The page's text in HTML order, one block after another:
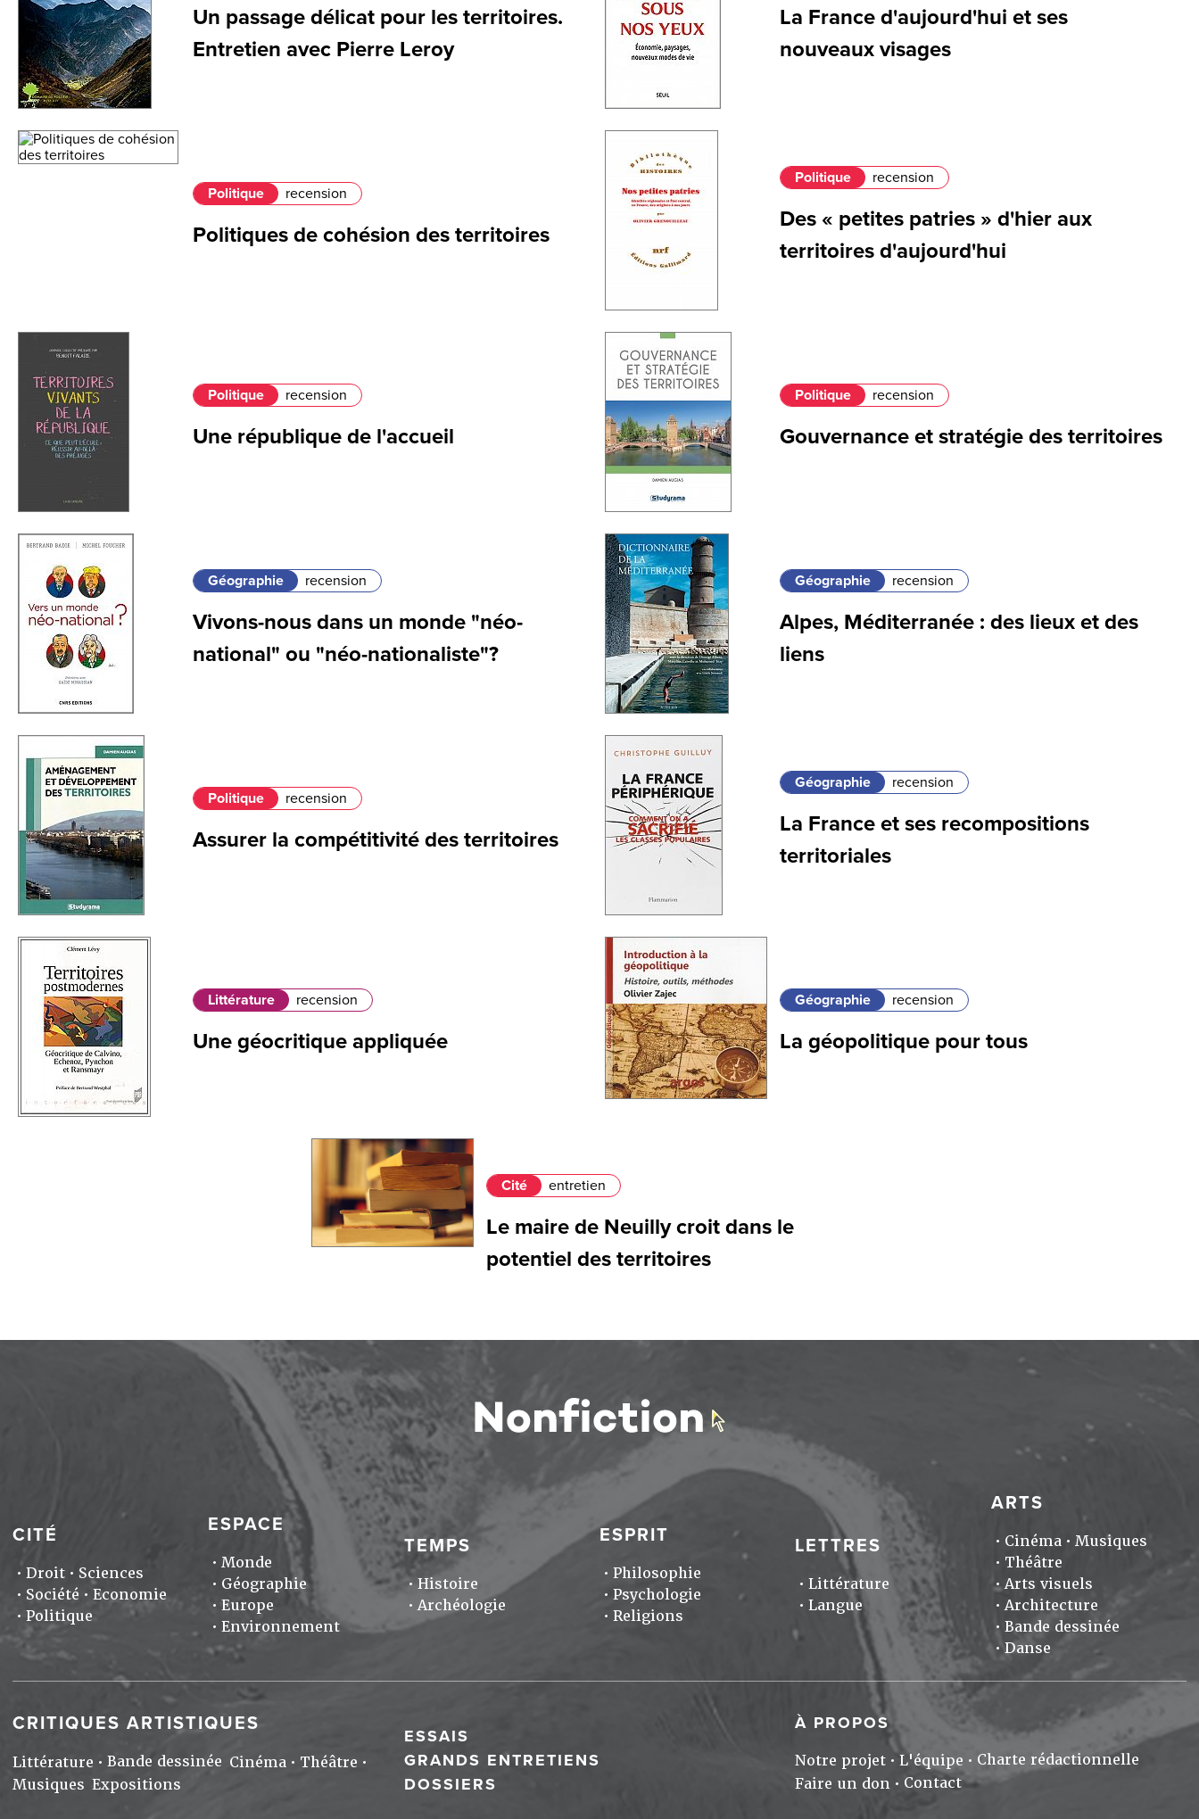
Un passage délicat pour les territoires.
Entretien avec Pierre Leroy
La France d'aujourd'hui et ses
nouveaux visages
Politique recension
Politiques de cohésion des territoires
Politique recension
Des « petites patries » d'hier aux
territoires d'aujourd'hui
Politique recension
Une république de l'accueil
Politique recension
Gouvernance et stratégie des territoires
Géographie recension
Vivons-nous dans un monde "néo-
national" ou "néo-nationaliste"?
Géographie recension
Alpes, Méditerranée : des lieux et des
liens
Politique recension
Assurer la compétitivité des territoires
Géographie recension
La France et ses recompositions
territoriales
Littérature recension
Une géocritique appliquée
Géographie recension
La géopolitique pour tous
Cité entretien
Le maire de Neuilly croit dans le
potentiel des territoires
CITÉ
Droit
Sciences
Société
Economie
Politique
ESPACE
Monde
Géographie
Europe
Environnement
TEMPS
Histoire
Archéologie
ESPRIT
Philosophie
Psychologie
Religions
LETTRES
Littérature
Langue
ARTS
Cinéma
Musiques
Théâtre
Arts visuels
Architecture
Bande dessinée
Danse
CRITIQUES ARTISTIQUES
Littérature Bande dessinée Cinéma
Théâtre
Musiques Expositions
ESSAIS
GRANDS ENTRETIENS
DOSSIERS
À PROPOS
Notre projet L'équipe
Charte rédactionnelle
Faire un don
Contact